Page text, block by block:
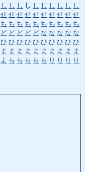
し し し し し し し し し し
せ せ せ せ せ せ せ せ せ せ
ち ち ち ち ち ち ち ち ち ち
ど ど ど ど ど な な な な な
ひ ひ ひ ひ ひ ひ ひ ひ ひ ひ
ま ま ま ま ま ま ま ま ま ま
よ ら ら ら ら ら り り り り